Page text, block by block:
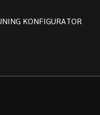
NING KONFIGURATOR